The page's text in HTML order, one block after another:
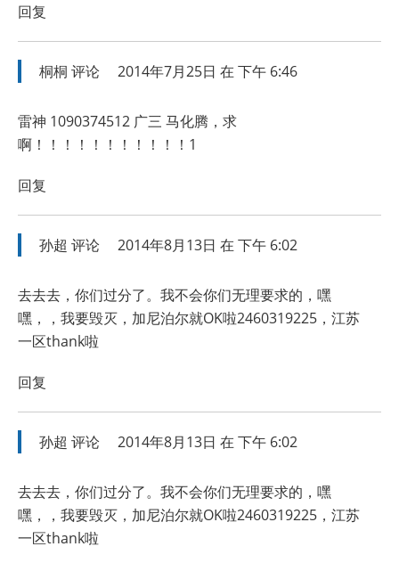
回复
桐桐 评论 2014年7月25日 在 下午 6:46
雷神 1090374512 广三 马化腾，求
啊！！！！！！！！！！！1
回复
孙超 评论 2014年8月13日 在 下午 6:02
去去去，你们过分了。我不会你们无理要求的，嘿
嘿，，我要毁灭，加尼泊尔就OK啦2460319225，江苏
一区thank啦
回复
孙超 评论 2014年8月13日 在 下午 6:02
去去去，你们过分了。我不会你们无理要求的，嘿
嘿，，我要毁灭，加尼泊尔就OK啦2460319225，江苏
一区thank啦